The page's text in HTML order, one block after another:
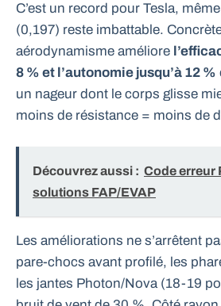
C’est un record pour Tesla,
(0,197) reste imbattable.
aérodynamisme améliore
8 % et l’autonomie jusqu’à 12 %
un nageur dont le corps glisse
moins de résistance = moins de
Découvrez aussi : Code erreur
solutions FAP/EVAP
Les améliorations ne s’arrêtent
pare-chocs avant profilé, les
les jantes Photon/Nova (18-19